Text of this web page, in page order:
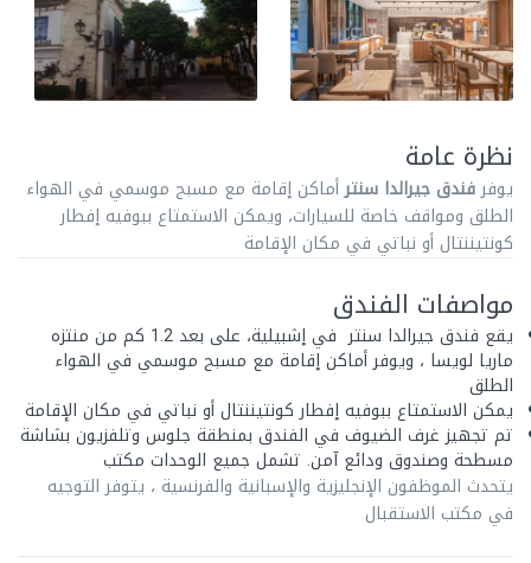
نظرة عامة
يوفرفندق جيرالدا سنترأماكن إقامة مع مسبح موسمي في الهواء
الطلق ومواقف خاصة للسيارات، ويمكن الاستمتاع ببوفيه إفطار
كونتيننتال أو نباتي في مكان الإقامة
مواصفات الفندق
يقع فندق جيرالدا سنتر في إشبيلية، على بعد 1.2 كم من منتزه
ماريا لويسا ، ويوفر أماكن إقامة مع مسبح موسمي في الهواء
الطلق
يمكن الاستمتاع ببوفيه إفطار كونتيننتال أو نباتي في مكان الإقامة
تم تجهيز غرف الضيوف في الفندق بمنطقة جلوس وتلفزيون بشاشة
مسطحة وصندوق ودائع آمن. تشمل جميع الوحدات مكتب
يتحدث الموظفون الإنجليزية والإسبانية والفرنسية ، يتوفر التوجيه
في مكتب الاستقبال